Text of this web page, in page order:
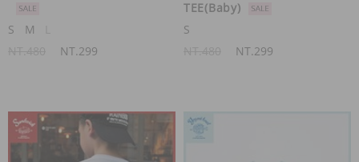
S M
NT.299
TEE(Baby)
S
NT.299